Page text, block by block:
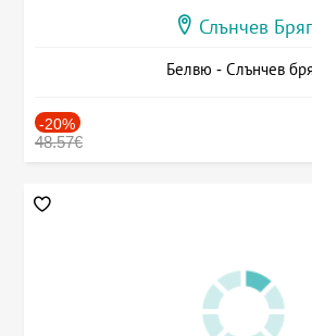
Слънчев Бряг
Белвю - Слънчев
-20%
48.57€